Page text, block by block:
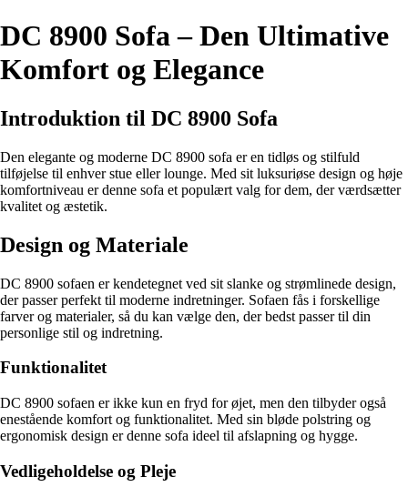
DC 8900 Sofa – Den Ultimative
Komfort og Elegance
Introduktion til DC 8900 Sofa
Den elegante og moderne DC 8900 sofa er en tidløs og stilfuld
tilføjelse til enhver stue eller lounge. Med sit luksuriøse design og høje
komfortniveau er denne sofa et populært valg for dem, der værdsætter
kvalitet og æstetik.
Design og Materiale
DC 8900 sofaen er kendetegnet ved sit slanke og strømlinede design,
der passer perfekt til moderne indretninger. Sofaen fås i forskellige
farver og materialer, så du kan vælge den, der bedst passer til din
personlige stil og indretning.
Funktionalitet
DC 8900 sofaen er ikke kun en fryd for øjet, men den tilbyder også
enestående komfort og funktionalitet. Med sin bløde polstring og
ergonomisk design er denne sofa ideel til afslapning og hygge.
Vedligeholdelse og Pleje